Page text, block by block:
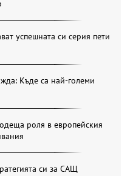
успешната си серия пети
Къде са най-големи
роля в европейския
си за САЩ